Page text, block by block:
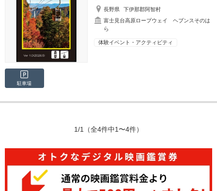
長野県
下伊那郡阿智村
富士見台高原ロープウェイ ヘブンスそのは
ら
体験イベント・アクティビティ
駐車場
1/1 （全4件中1〜4件）